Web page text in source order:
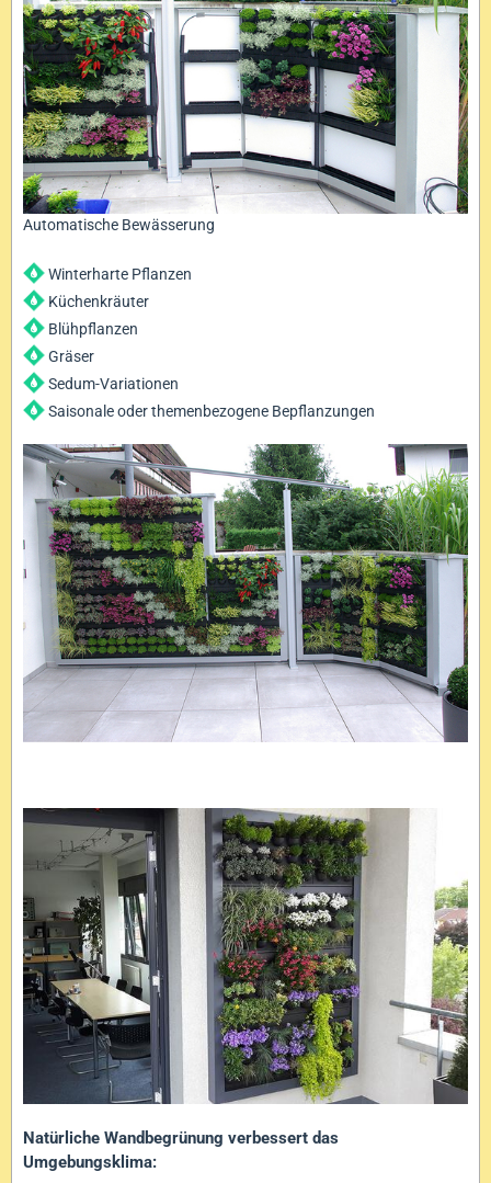
Automatische Bewässerung
Winterharte Pflanzen
Küchenkräuter
Blühpflanzen
Gräser
Sedum-Variationen
Saisonale oder themenbezogene Bepflanzungen
Natürliche Wandbegrünung verbessert das
Umgebungsklima: